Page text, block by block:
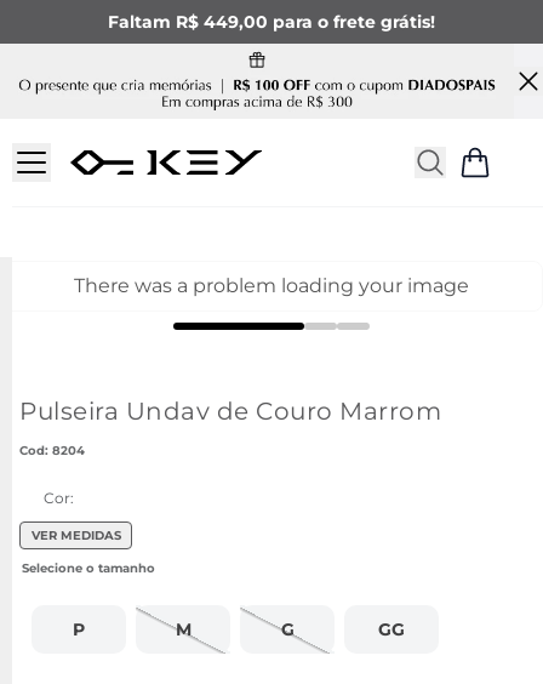
Faltam R$ 449,00 para o frete grátis!
There was a problem loading your image
Pulseira Undav de Couro Marrom
: 8204
Cor:
VER MEDIDAS
P M G GG